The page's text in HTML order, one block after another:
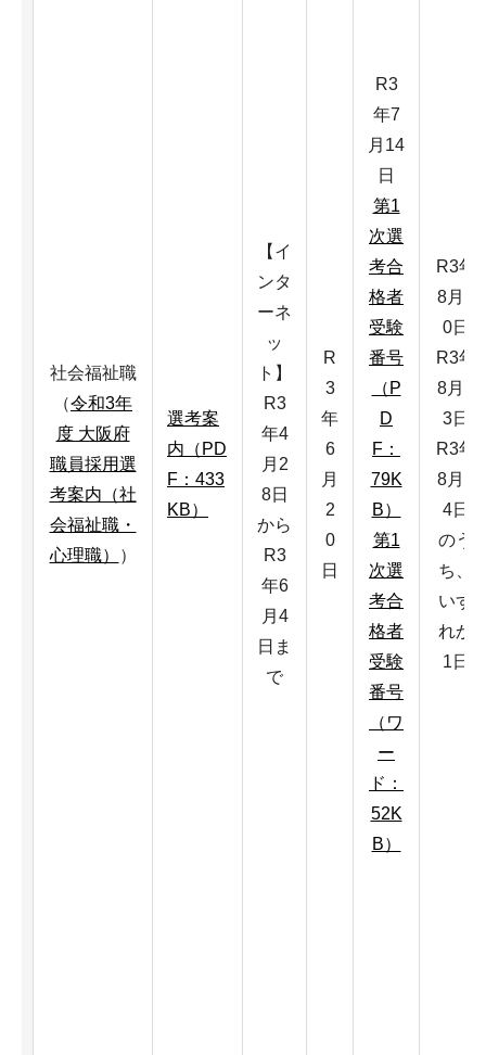
社会福祉職
（令和3年
度 大阪府
職員採用選
考案内（社
会福祉職・
心理職）
）
選考案
内（PD
F：433
KB）
【イ
ンタ
ーネ
ッ
ト】
R3
年4
月2
8日
から
R3
年6
月4
日ま
で
R
3
年
6
月
2
0
日
R3
年7
月14
日
第1
次選
考合
格者
受験
番号
（P
D
F：
79K
B）
第1
次選
考合
格者
受験
番号
（ワ
ー
ド：
52K
B）
R3年
8月2
0日
R3年
8月2
3日
R3年
8月2
4日
のう
ち、
いず
れか
1日